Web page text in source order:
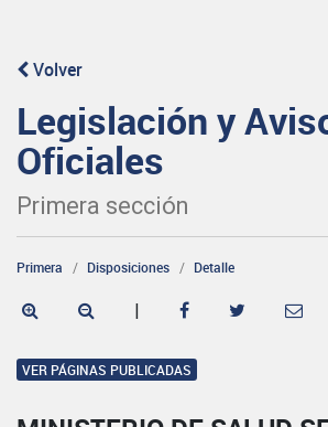
Volver
Legislación y
Oficiales
Primera sección
Primera Disposiciones Detalle
|
VER PÁGINAS PUBLICADAS